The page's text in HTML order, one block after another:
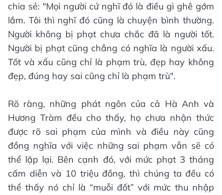
chia sẻ: "Mọi người cứ nghĩ đó là điều gì ghê gớm
lắm. Tôi thì nghĩ đó cũng là chuyện bình thường.
Người không bị phạt chưa chắc đã là người tốt.
Người bị phạt cũng chẳng có nghĩa là người xấu.
Tốt và xấu cũng chỉ là phạm trù, đẹp hay không
đẹp, đúng hay sai cũng chỉ là phạm trù".
Rõ ràng, những phát ngôn của cả Hà Anh và
Hương Tràm đều cho thấy, họ chưa nhận thức
được rõ sai phạm của mình và điều này cũng
đồng nghĩa với việc những sai phạm vẫn sẽ có
thể lặp lại. Bên cạnh đó, với mức phạt 3 tháng
cấm diễn và 10 triệu đồng, thì chúng ta đều có
thể thấy nó chỉ là “muỗi đốt” với mức thu nhập